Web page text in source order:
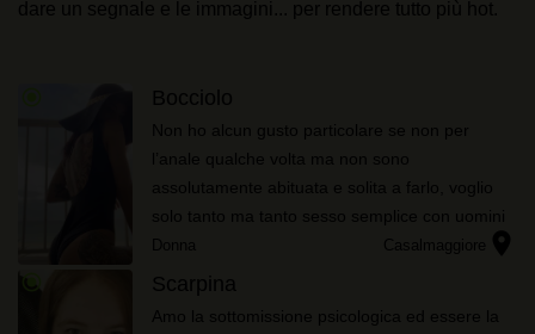
dare un segnale e le immagini... per rendere tutto più hot.
Bocciolo
Non ho alcun gusto particolare se non per
l’anale qualche volta ma non sono
assolutamente abituata e solita a farlo, voglio
solo tanto ma tanto sesso semplice con uomini
di ogni tipo, non mi bastano più tre o quattro
Casalmaggiore location_on
Donna
Scarpina
Amo la sottomissione psicologica ed essere la